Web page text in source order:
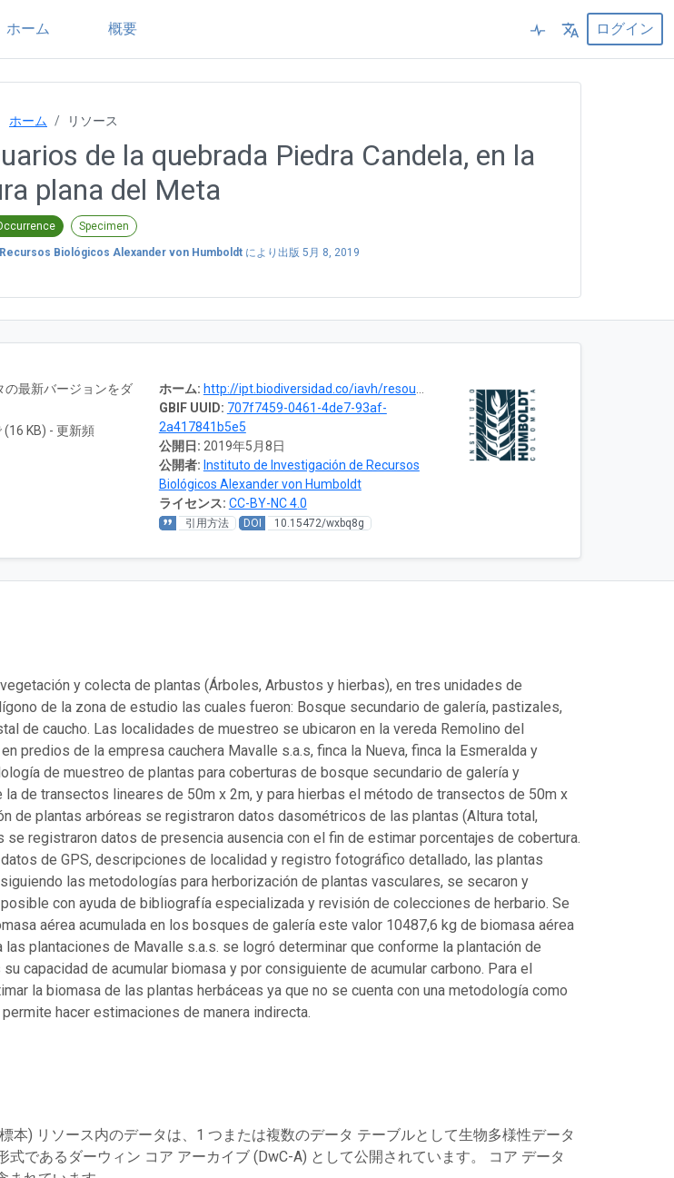
ホーム 概要 ログイン
ホーム リソース
de la quebrada Piedra Candela, en la
plana del Meta
Specimen
Biológicos Alexander von Humboldt により出版 5月 8, 2019
ホーム: http://ipt.biodiversidad.co/iavh/resource?r=rrbb_plantas_meta_se-provisionagua_2019
GBIF UUID: 707f7459-0461-4de7-93af-
2a417841b5e5
公開日: 2019年5月8日
公開者: Instituto de Investigación de Recursos
Biológicos Alexander von Humboldt
ライセンス: CC-BY-NC 4.0
引用方法 DOI 10.15472/wxbq8g
の最新バージョンをダ
KB) - 更新頻
y colecta de plantas (Árboles, Arbustos y hierbas), en tres unidades de
de la zona de estudio las cuales fueron: Bosque secundario de galería, pastizales,
de caucho. Las localidades de muestreo se ubicaron en la vereda Remolino del
predios de la empresa cauchera Mavalle s.a.s, finca la Nueva, finca la Esmeralda y
de muestreo de plantas para coberturas de bosque secundario de galería y
de transectos lineares de 50m x 2m, y para hierbas el método de transectos de 50m x
de plantas arbóreas se registraron datos dasométricos de las plantas (Altura total,
se registraron datos de presencia ausencia con el fin de estimar porcentajes de cobertura.
de GPS, descripciones de localidad y registro fotográfico detallado, las plantas
las metodologías para herborización de plantas vasculares, se secaron y
con ayuda de bibliografía especializada y revisión de colecciones de herbario. Se
aérea acumulada en los bosques de galería este valor 10487,6 kg de biomasa aérea
las plantaciones de Mavalle s.a.s. se logró determinar que conforme la plantación de
capacidad de acumular biomasa y por consiguiente de acumular carbono. Para el
la biomasa de las plantas herbáceas ya que no se cuenta con una metodología como
hacer estimaciones de manera indirecta.
本) リソース内のデータは、1 つまたは複数のデータ テーブルとして生物多様性データ
式であるダーウィン コア アーカイブ (DwC-A) として公開されています。 コア データ